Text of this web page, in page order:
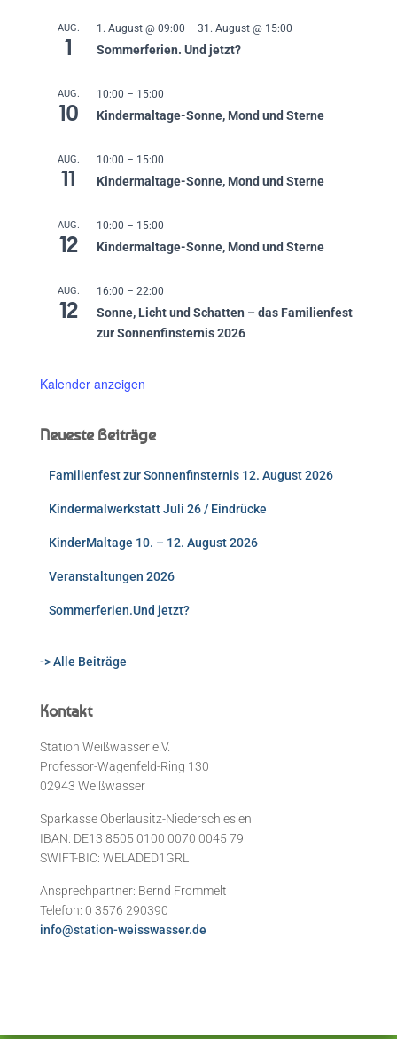
AUG.
1
1. August @ 09:00 – 31. August @ 15:00
Sommerferien. Und jetzt?
AUG.
10
10:00 – 15:00
Kindermaltage-Sonne, Mond und Sterne
AUG.
11
10:00 – 15:00
Kindermaltage-Sonne, Mond und Sterne
AUG.
12
10:00 – 15:00
Kindermaltage-Sonne, Mond und Sterne
AUG.
12
16:00 – 22:00
Sonne, Licht und Schatten – das Familienfest
zur Sonnenfinsternis 2026
Kalender anzeigen
Neueste Beiträge
Familienfest zur Sonnenfinsternis 12. August 2026
Kindermalwerkstatt Juli 26 / Eindrücke
KinderMaltage 10. – 12. August 2026
Veranstaltungen 2026
Sommerferien.Und jetzt?
-> Alle Beiträge
Kontakt
Station Weißwasser e.V.
Professor-Wagenfeld-Ring 130
02943 Weißwasser
Sparkasse Oberlausitz-Niederschlesien
IBAN: DE13 8505 0100 0070 0045 79
SWIFT-BIC: WELADED1GRL
Ansprechpartner: Bernd Frommelt
Telefon: 0 3576 290390
info@station-weisswasser.de